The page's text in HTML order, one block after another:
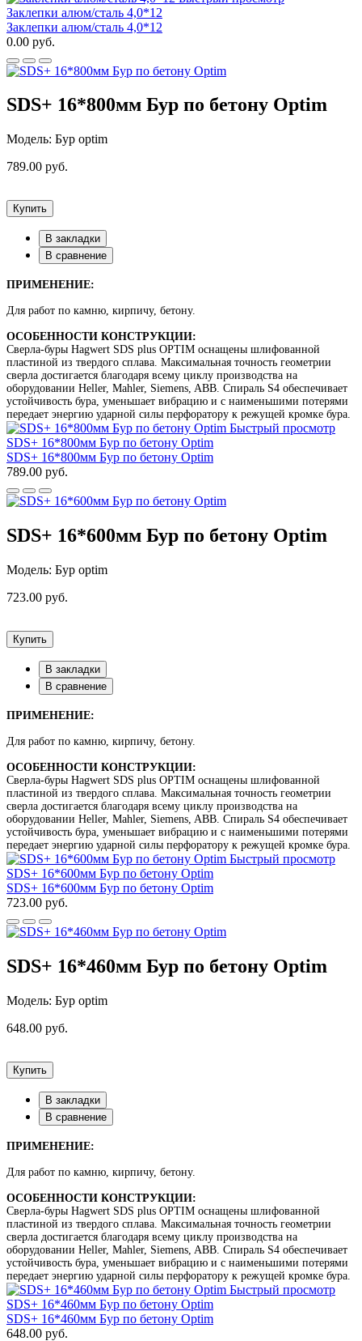
Заклепки алюм/сталь 4,0*12
Заклепки алюм/сталь 4,0*12
0.00 руб.
SDS+ 16*800мм Бур по бетону Optim
Модель: Бур optim
789.00 руб.
Купить
В закладки
В сравнение
ПРИМЕНЕНИЕ:
Для работ по камню, кирпичу, бетону.
ОСОБЕННОСТИ КОНСТРУКЦИИ:
Сверла-буры Hagwert SDS plus OPTIM оснащены шлифованной
пластиной из твердого сплава. Максимальная точность геометрии
сверла достигается благодаря всему циклу производства на
оборудовании Heller, Mahler, Siemens, ABB. Спираль S4 обеспечивает
устойчивость бура, уменьшает вибрацию и с наименьшими потерями
передает энергию ударной силы перфоратору к режущей кромке бура.
Быстрый просмотр
SDS+ 16*800мм Бур по бетону Optim
SDS+ 16*800мм Бур по бетону Optim
789.00 руб.
SDS+ 16*600мм Бур по бетону Optim
Модель: Бур optim
723.00 руб.
Купить
В закладки
В сравнение
ПРИМЕНЕНИЕ:
Для работ по камню, кирпичу, бетону.
ОСОБЕННОСТИ КОНСТРУКЦИИ:
Сверла-буры Hagwert SDS plus OPTIM оснащены шлифованной
пластиной из твердого сплава. Максимальная точность геометрии
сверла достигается благодаря всему циклу производства на
оборудовании Heller, Mahler, Siemens, ABB. Спираль S4 обеспечивает
устойчивость бура, уменьшает вибрацию и с наименьшими потерями
передает энергию ударной силы перфоратору к режущей кромке бура.
Быстрый просмотр
SDS+ 16*600мм Бур по бетону Optim
SDS+ 16*600мм Бур по бетону Optim
723.00 руб.
SDS+ 16*460мм Бур по бетону Optim
Модель: Бур optim
648.00 руб.
Купить
В закладки
В сравнение
ПРИМЕНЕНИЕ:
Для работ по камню, кирпичу, бетону.
ОСОБЕННОСТИ КОНСТРУКЦИИ:
Сверла-буры Hagwert SDS plus OPTIM оснащены шлифованной
пластиной из твердого сплава. Максимальная точность геометрии
сверла достигается благодаря всему циклу производства на
оборудовании Heller, Mahler, Siemens, ABB. Спираль S4 обеспечивает
устойчивость бура, уменьшает вибрацию и с наименьшими потерями
передает энергию ударной силы перфоратору к режущей кромке бура.
Быстрый просмотр
SDS+ 16*460мм Бур по бетону Optim
SDS+ 16*460мм Бур по бетону Optim
648.00 руб.